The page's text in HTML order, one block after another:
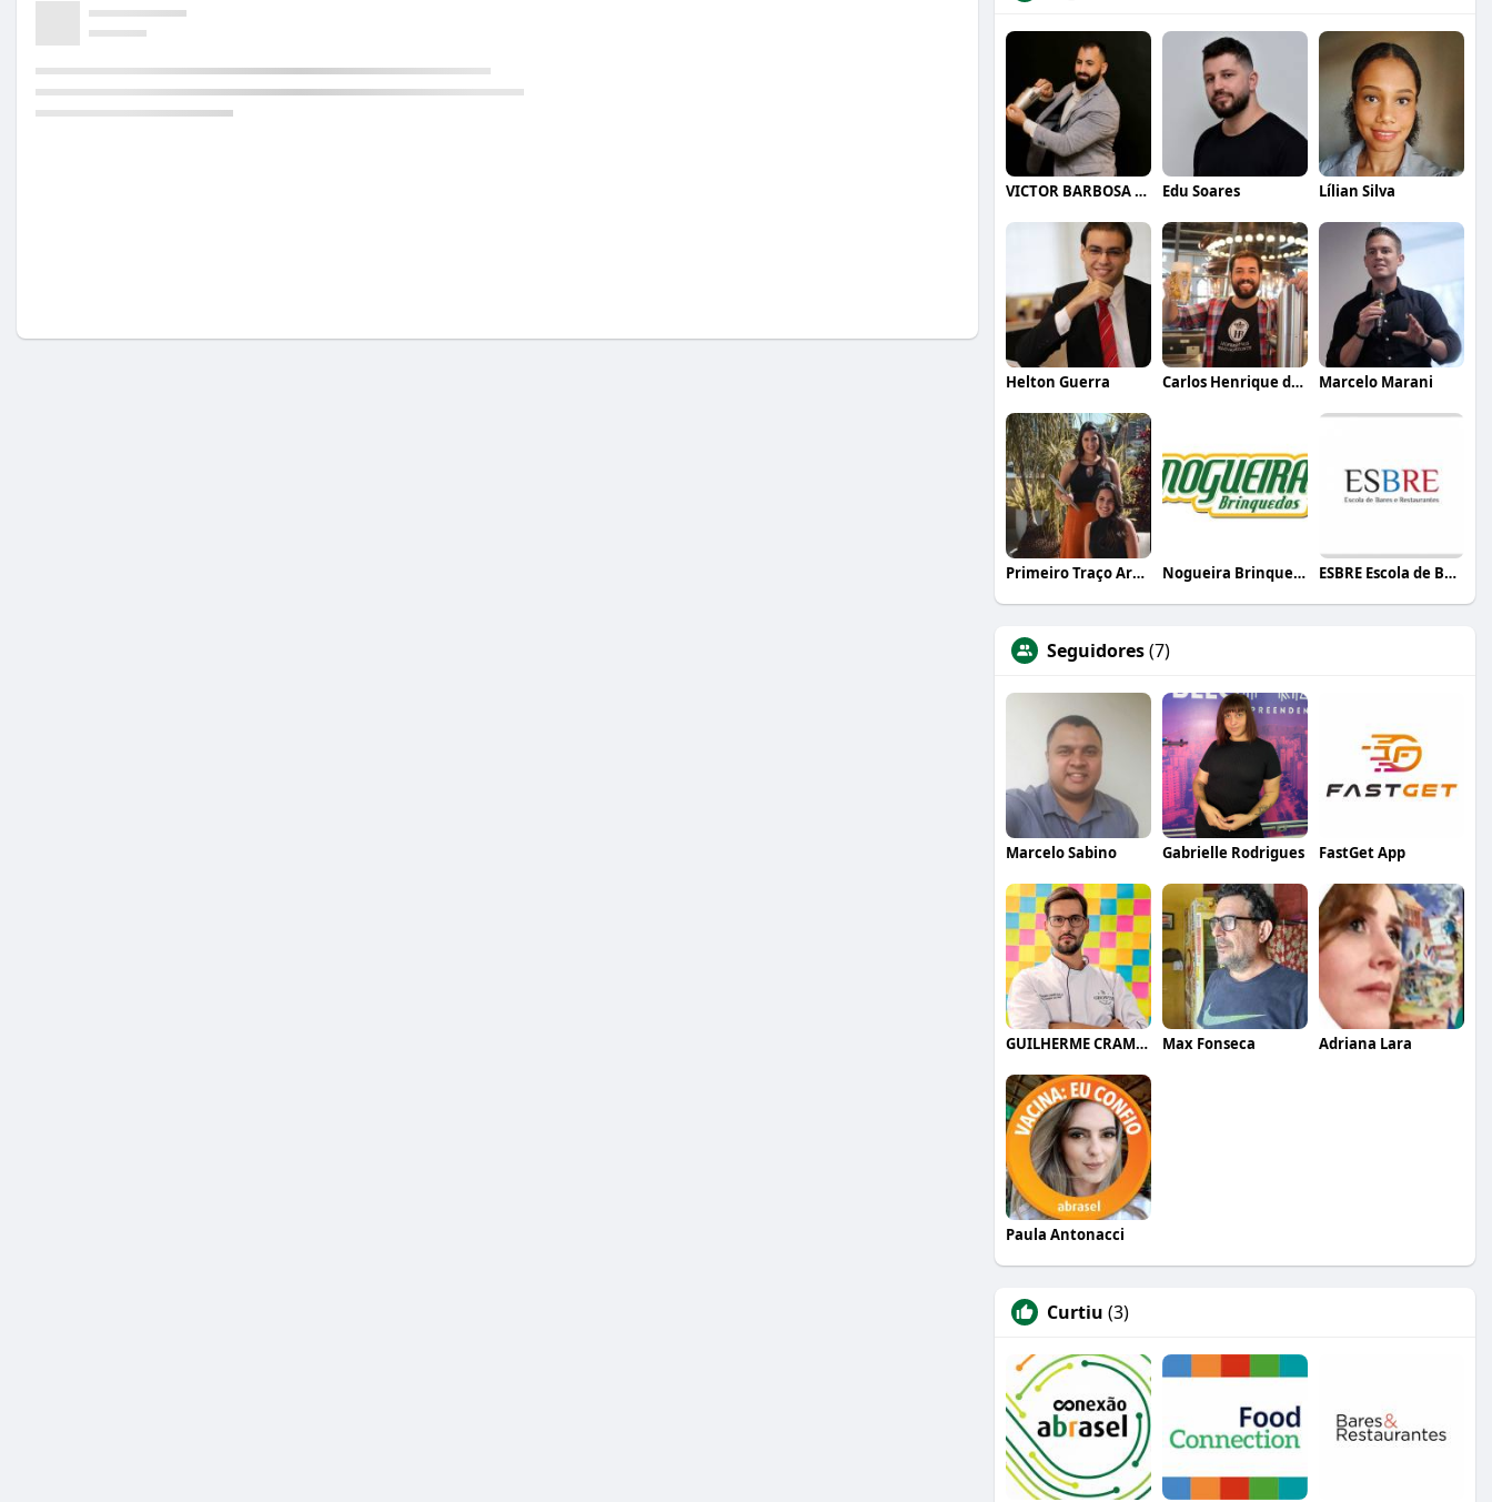
VICTOR BARBOSA QUARANTA Edu Soares Lílian Silva
Helton Guerra Carlos Henrique de Faria Vasconcelos Marcelo Marani
Primeiro Traço Arquitetura Nogueira Brinquedos ESBRE Escola de Bares e Restaurantes
Seguidores(7)
Marcelo Sabino Gabrielle Rodrigues FastGet App
GUILHERME CRAMER BALLE Max Fonseca Adriana Lara
Paula Antonacci
Curtiu (3)